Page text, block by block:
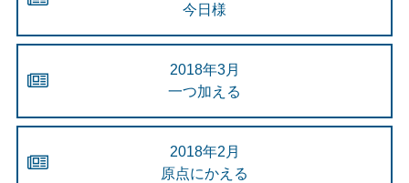
今日様
2018年3月
一つ加える
2018年2月
原点にかえる